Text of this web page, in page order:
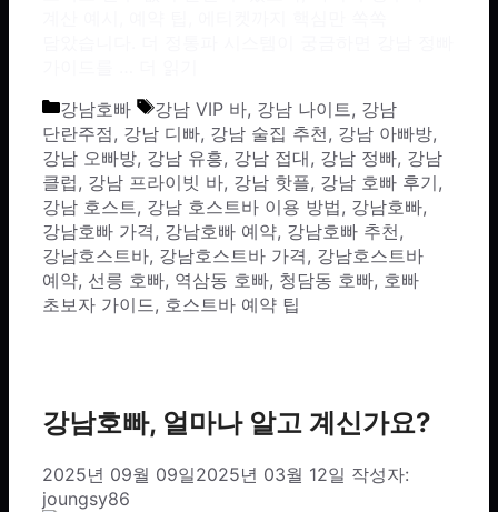
카테고리
강남호빠 태그
강남 VIP 바, 강남 나이트 , 강남
단란주점, 강남 디빠, 강남 술집 추천, 강남 아빠방,
강남 오빠방, 강남 유흥, 강남 접대, 강남 정빠, 강남
클럽, 강남 프라이빗 바, 강남 핫플, 강남 호빠 후기,
강남 호스트 , 강남 호스트바 이용 방법, 강남호빠,
강남호빠 가격, 강남호빠 예약, 강남호빠 추천,
강남호스트바, 강남호스트바 가격, 강남호스트바
예약, 선릉 호빠, 역삼동 호빠, 청담동 호빠, 호빠
초보자 가이드, 호스트바 예약 팁
강남호빠, 얼마나 알고 계신가요?
2025년 09월 09일2025년 03월 12일 작성자:
joungsy86